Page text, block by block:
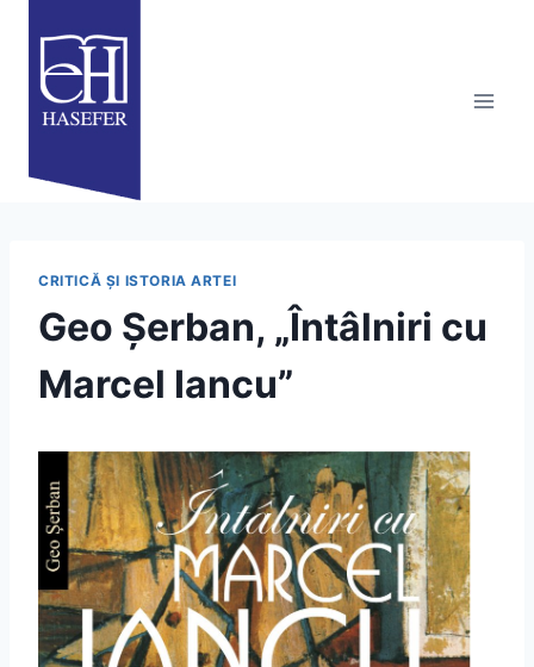
content
CRITICĂ ȘI ISTORIA ARTEI
Geo Șerban, „Întâlniri cu
Marcel Iancu”